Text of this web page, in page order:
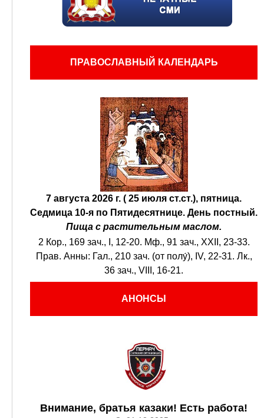
ПРАВОСЛАВНЫЙ КАЛЕНДАРЬ
7 августа 2026 г. ( 25 июля ст.ст.), пятница.
Седмица 10-я по Пятидесятнице. День постный.
Пища с растительным маслом.
2 Кор., 169 зач., I, 12-20. Мф., 91 зач., XXII, 23-33.
Прав. Анны: Гал., 210 зач. (от полу́), IV, 22-31. Лк.,
36 зач., VIII, 16-21.
АНОНСЫ
Внимание, братья казаки! Есть работа!